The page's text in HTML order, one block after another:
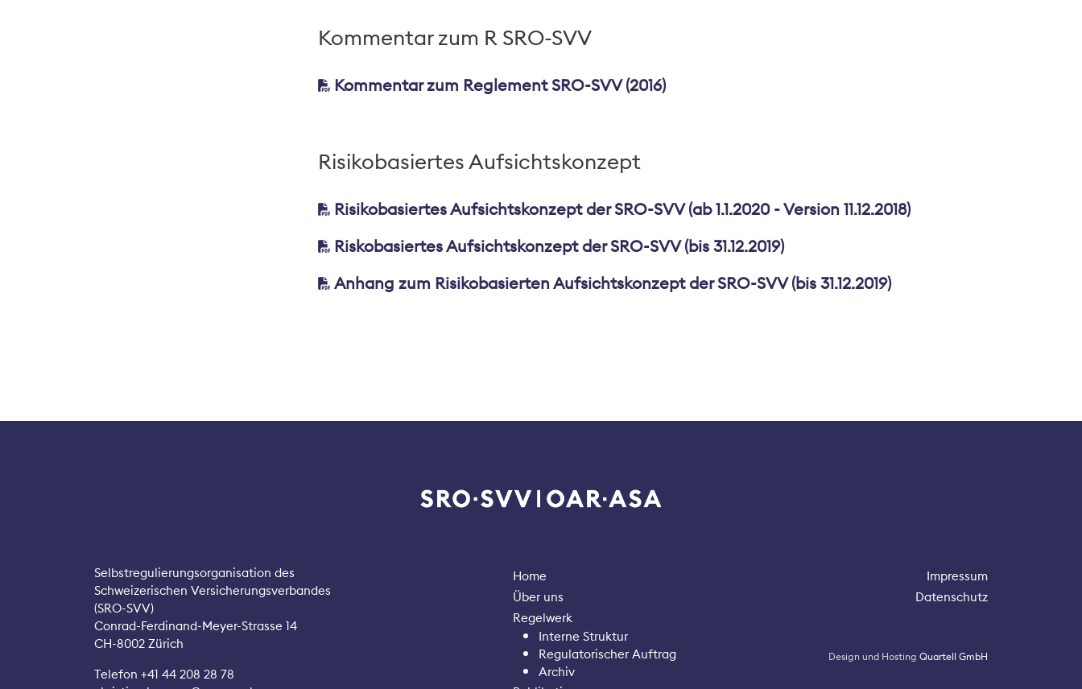
Kommentar zum R SRO-SVV
Kommentar zum Reglement SRO-SVV (2016)
Risikobasiertes Aufsichtskonzept
Risikobasiertes Aufsichtskonzept der SRO-SVV (ab 1.1.2020 - Version 11.12.2018)
Riskobasiertes Aufsichtskonzept der SRO-SVV (bis 31.12.2019)
Anhang zum Risikobasierten Aufsichtskonzept der SRO-SVV (bis 31.12.2019)
Selbstregulierungsorganisation des
Schweizerischen Versicherungsverbandes
(SRO-SVV)
Conrad-Ferdinand-Meyer-Strasse 14
CH-8002 Zürich
Telefon +41 44 208 28 78
Home
Über uns
Regelwerk
Interne Struktur
Regulatorischer Auftrag
Archiv
Impressum
Datenschutz
Design und Hosting Quartell GmbH